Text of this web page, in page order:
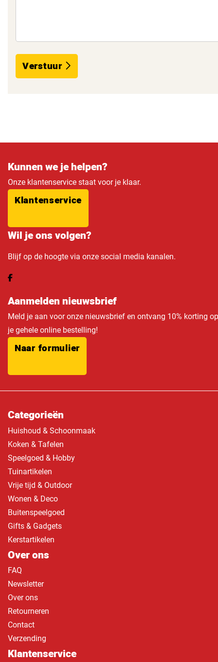
Verstuur
Kunnen we je helpen?
Onze klantenservice staat voor je klaar.
Klantenservice
Wil je ons volgen?
Blijf op de hoogte via onze social media kanalen.
Aanmelden nieuwsbrief
Meld je aan voor onze nieuwsbrief en ontvang 10% korting op
je gehele online bestelling!
Naar formulier
Categorieën
Huishoud & Schoonmaak
Koken & Tafelen
Speelgoed & Hobby
Tuinartikelen
Vrije tijd & Outdoor
Wonen & Deco
Buitenspeelgoed
Gifts & Gadgets
Kerstartikelen
Over ons
FAQ
Newsletter
Over ons
Retourneren
Contact
Verzending
Klantenservice